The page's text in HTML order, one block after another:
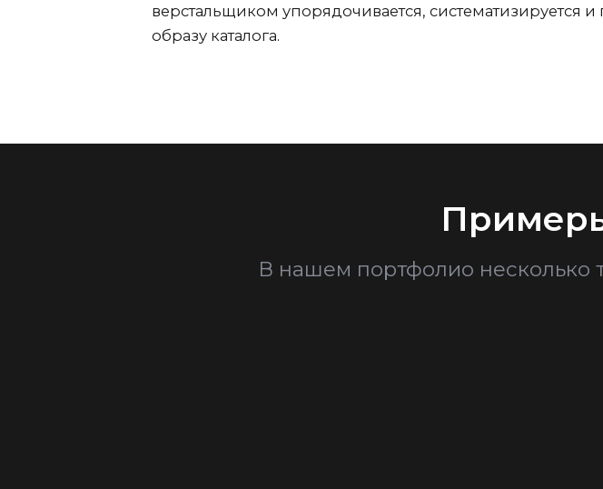
верстальщиком упорядочивается,
образу каталога.
В нашем портфолио несколько